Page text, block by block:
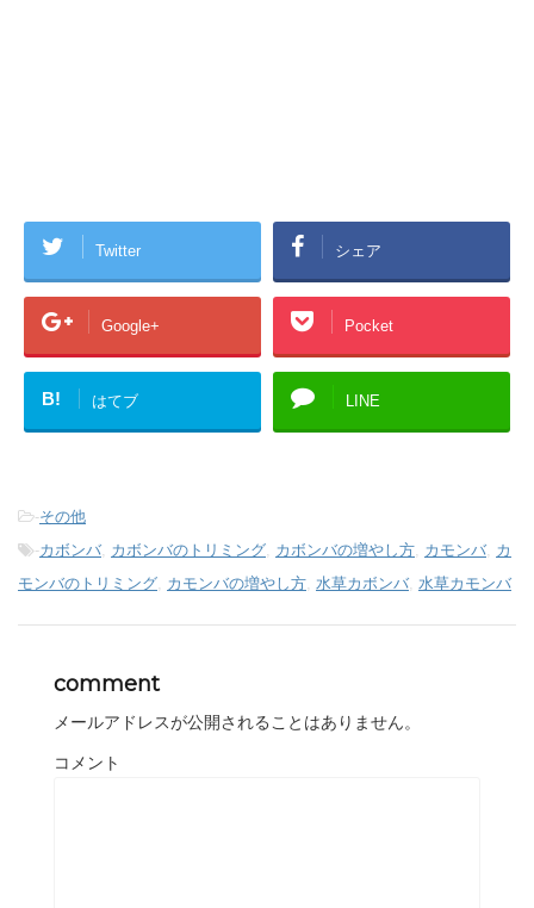
Twitter シェア
Google+ Pocket
B! はてブ LINE
-その他
-カボンバ, カボンバのトリミング, カボンバの増やし方, カモンバ, カ
モンバのトリミング, カモンバの増やし方, 水草カボンバ, 水草カモンバ
comment
メールアドレスが公開されることはありません。
コメント